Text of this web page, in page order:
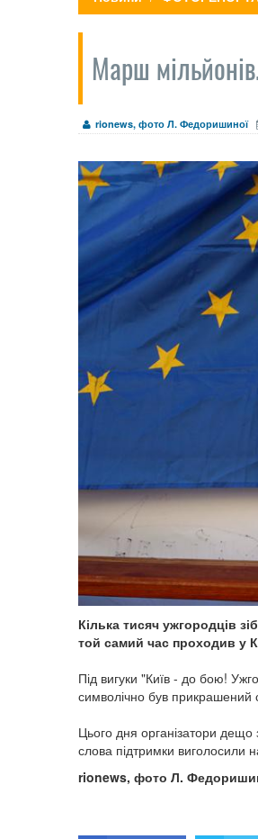
Марш
rionews, фото Л. Федоришиної
Кілька тисяч ужгородців
той самий час проходив у
Під вигуки "Київ - до бою!
символічно був прикрашений
Цього дня організатори
слова підтримки виголосили
rionews, фото Л.